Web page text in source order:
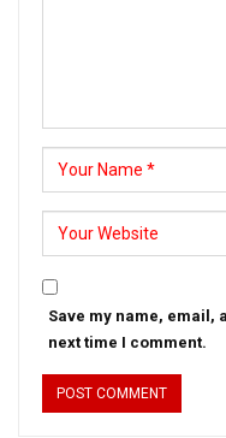
Save my name, email,
next time I comment.